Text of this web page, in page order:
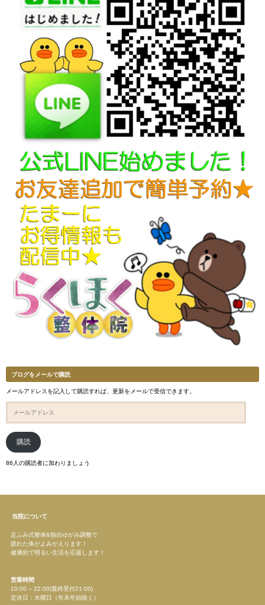
ブログをメールで購読
メールアドレスを記入して購読すれば、更新をメールで受信できます。
ル
ア
ド
レ
購読
86人の購読者に加わりましょう
当院について
足ふみ式整体&独自ゆがみ調整で
疲れた体がよみがえります！
健康的で明るい生活を応援します！
営業時間
10:00 – 22:00(最終受付21:00)
定休日：水曜日（年末年始除く）